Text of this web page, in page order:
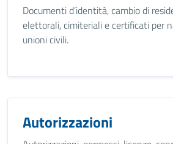
Documenti d’identità, cambio di
elettorali, cimiteriali e certificati per
unioni civili.
Autorizzazioni